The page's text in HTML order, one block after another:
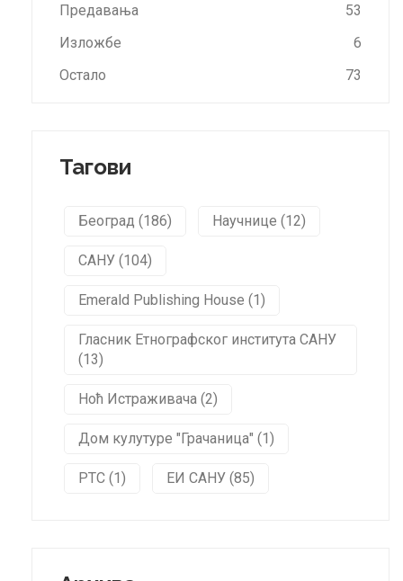
Предавања
53
Изложбе
6
Остало
73
Тагови
Београд (186) Научнице (12)
САНУ (104)
Emerald Publishing House (1)
Гласник Етнографског института САНУ
(13)
Ноћ Истраживача (2)
Дом кулутуре "Грачаница" (1)
РТС (1) ЕИ САНУ (85)